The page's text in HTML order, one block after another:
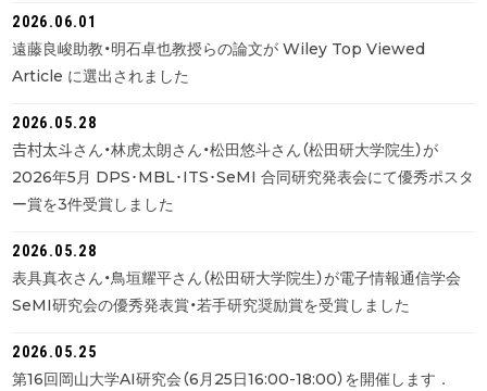
2026.06.01
遠藤良峻助教・明石卓也教授らの論文が Wiley Top Viewed
Article に選出されました
2026.05.28
𠮷村太斗さん・林虎太朗さん・松田悠斗さん（松田研大学院生）が
2026年5月 DPS･MBL･ITS･SeMI 合同研究発表会にて優秀ポスタ
ー賞を3件受賞しました
2026.05.28
表具真衣さん・鳥垣耀平さん（松田研大学院生）が電子情報通信学会
SeMI研究会の優秀発表賞・若手研究奨励賞を受賞しました
2026.05.25
第16回岡山大学AI研究会（6月25日16:00-18:00）を開催します．